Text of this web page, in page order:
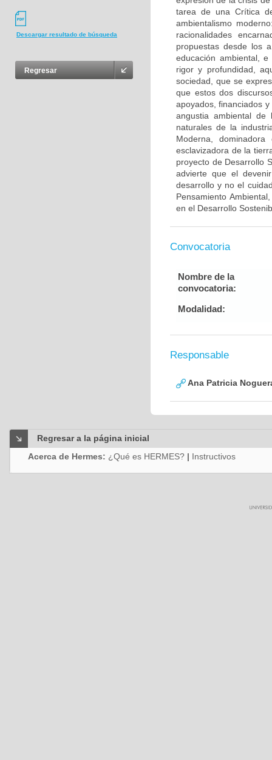
Descargar resultado de búsqueda
Regresar
tarea de una Crítica
ambientalismo
racionalidades
propuestas desde los
educación ambiental,
rigor y profundidad,
sociedad, que se
que estos dos
apoyados, financiados
angustia ambiental
naturales de la
Moderna,
esclavizadora de la
proyecto de Desarrollo
advierte que el
desarrollo y no el
Pensamiento
en el Desarrollo
Convocatoria
Nombre de la
convocatoria:
Modalidad:
Responsable
Ana Patricia
Regresar a la página inicial
Acerca de Hermes: ¿Qué es HERMES? | Instructivos